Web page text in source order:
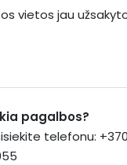
vietos jau
pagalbos?
telefonu: